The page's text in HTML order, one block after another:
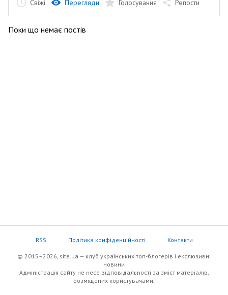
Свіжі Перегляди Голосування Репости
Поки що немає постів
RSS Політика конфіденційності Контакти
© 2015–2026, site.ua — клуб українських топ-блогерів i екслюзивнi
новини
Адміністрація сайту не несе відповідальності за зміст матеріалів,
розміщених користувачами.